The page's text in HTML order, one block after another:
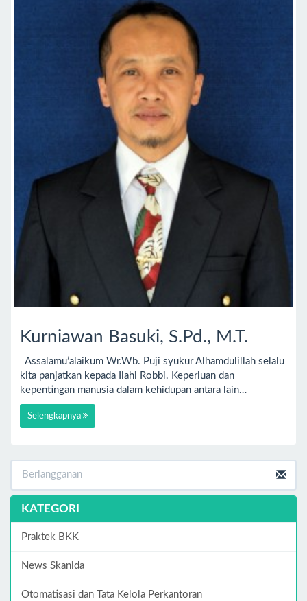
Kurniawan Basuki, S.Pd., M.T.
Assalamu’alaikum Wr.Wb. Puji syukur Alhamdulillah selalu
kita panjatkan kepada Ilahi Robbi. Keperluan dan
kepentingan manusia dalam kehidupan antara lain…
Selengkapnya
KATEGORI
Praktek BKK
News Skanida
Otomatisasi dan Tata Kelola Perkantoran